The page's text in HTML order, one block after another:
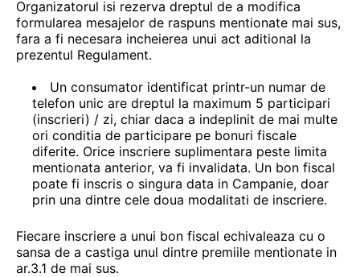
Organizatorul isi rezerva dreptul de a modifica
formularea mesajelor de raspuns mentionate mai sus,
fara a fi necesara incheierea unui act aditional la
prezentul Regulament.
Un consumator identificat printr-un numar de
telefon unic are dreptul la maximum 5 participari
(inscrieri) / zi, chiar daca a indeplinit de mai multe
ori conditia de participare pe bonuri fiscale
diferite. Orice inscriere suplimentara peste limita
mentionata anterior, va fi invalidata. Un bon fiscal
poate fi inscris o singura data in Campanie, doar
prin una dintre cele doua modalitati de inscriere.
Fiecare inscriere a unui bon fiscal echivaleaza cu o
sansa de a castiga unul dintre premiile mentionate in
ar.3.1 de mai sus.